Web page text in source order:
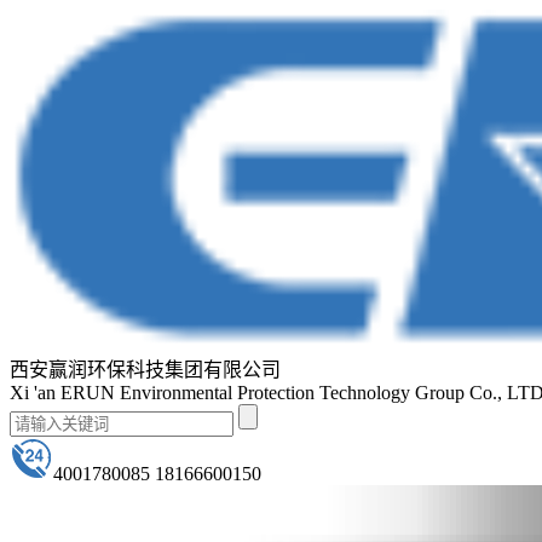
西安赢润环保科技集团有限公司
Xi 'an ERUN Environmental Protection Technology Group Co.,
4001780085 18166600150